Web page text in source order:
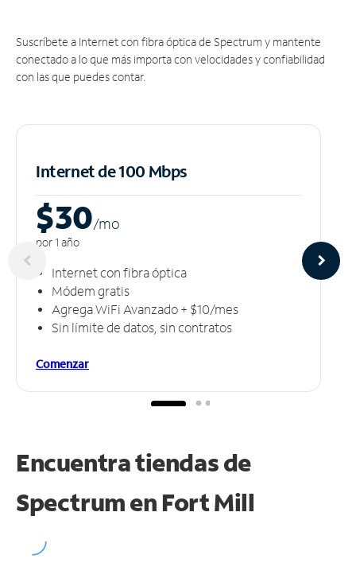
Suscríbete a Internet con fibra óptica de Spectrum y mantente
conectado a lo que más importa con velocidades y confiabilidad
con las que puedes contar.
Internet de 100 Mbps
$30/mo
por 1 año
Internet con fibra óptica
Módem gratis
Agrega WiFi Avanzado + $10/mes
Sin límite de datos, sin contratos
Comenzar
Encuentra tiendas de
Spectrum en Fort Mill